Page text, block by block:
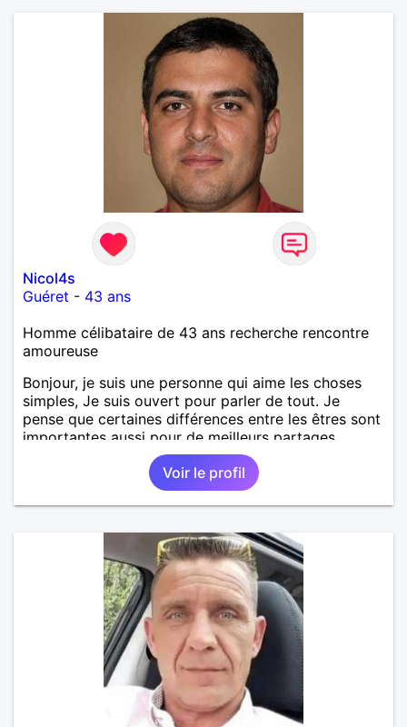
Nicol4s
Guéret - 43 ans
Homme célibataire de 43 ans recherche rencontre
amoureuse
Bonjour, je suis une personne qui aime les choses
simples, Je suis ouvert pour parler de tout. Je
pense que certaines différences entre les êtres sont
importantes aussi pour de meilleurs partages.
Voir le profil